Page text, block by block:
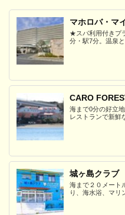
マホロバ・マ
★スパ利用付きプ
分・駅7分。温泉
CARO
海まで0分の好立
レストランで新鮮
城ヶ島クラブ
海まで２０メート
り、海水浴、マリ